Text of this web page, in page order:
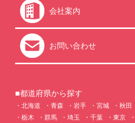
会社案内
お問い合わせ
■都道府県から探す
北海道 青森 岩手 宮城 秋田
栃木
群馬 埼玉 千葉 東京